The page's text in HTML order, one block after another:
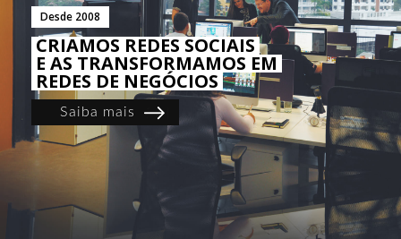
Desde 2008
CRIAMOS REDES SOCIAIS
E AS TRANSFORMAMOS EM
REDES DE NEGÓCIOS
Saiba mais